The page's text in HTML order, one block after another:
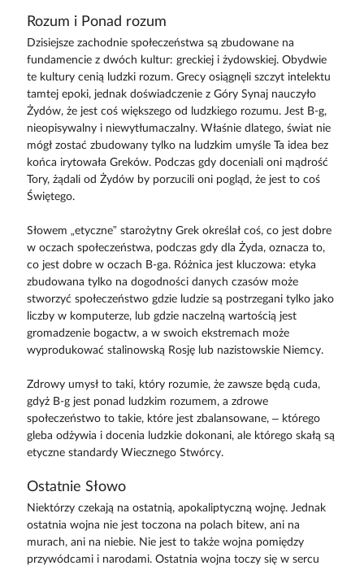
Rozum i Ponad rozum
Dzisiejsze zachodnie społeczeństwa są zbudowane na
fundamencie z dwóch kultur: greckiej i żydowskiej. Obydwie
te kultury cenią ludzki rozum. Grecy osiągnęli szczyt intelektu
tamtej epoki, jednak doświadczenie z Góry Synaj nauczyło
Żydów, że jest coś większego od ludzkiego rozumu. Jest B-g,
nieopisywalny i niewytłumaczalny. Właśnie dlatego, świat nie
mógł zostać zbudowany tylko na ludzkim umyśle Ta idea bez
końca irytowała Greków. Podczas gdy doceniali oni mądrość
Tory, żądali od Żydów by porzucili oni pogląd, że jest to coś
Świętego.
Słowem „etyczne” starożytny Grek określał coś, co jest dobre
w oczach społeczeństwa, podczas gdy dla Żyda, oznacza to,
co jest dobre w oczach B-ga. Różnica jest kluczowa: etyka
zbudowana tylko na dogodności danych czasów może
stworzyć społeczeństwo gdzie ludzie są postrzegani tylko jako
liczby w komputerze, lub gdzie naczelną wartością jest
gromadzenie bogactw, a w swoich ekstremach może
wyprodukować stalinowską Rosję lub nazistowskie Niemcy.
Zdrowy umysł to taki, który rozumie, że zawsze będą cuda,
gdyż B-g jest ponad ludzkim rozumem, a zdrowe
społeczeństwo to takie, które jest zbalansowane, – którego
gleba odżywia i docenia ludzkie dokonani, ale którego skałą są
etyczne standardy Wiecznego Stwórcy.
Ostatnie Słowo
Niektórzy czekają na ostatnią, apokaliptyczną wojnę. Jednak
ostatnia wojna nie jest toczona na polach bitew, ani na
murach, ani na niebie. Nie jest to także wojna pomiędzy
przywódcami i narodami. Ostatnia wojna toczy się w sercu